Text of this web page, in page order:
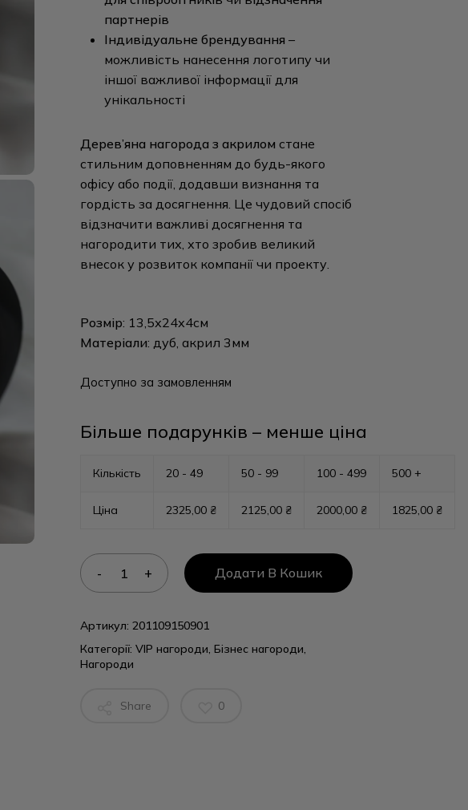
партнерів
Індивідуальне брендування –
можливість нанесення логотипу чи
іншої важливої інформації для
унікальності
Дерев’яна нагорода з акрилом стане
стильним доповненням до будь-якого
офісу або події, додавши визнання та
гордість за досягнення. Це чудовий спосіб
відзначити важливі досягнення та
нагородити тих, хто зробив великий
внесок у розвиток компанії чи проекту.
Розмір: 13,5х24х4см
Матеріали: дуб, акрил 3мм
Доступно за замовленням
Більше подарунків – менше ціна
Кількість 20 - 49 50 - 99 100 - 499 500 +
Ціна 2325,00 ₴ 2125,00 ₴ 2000,00 ₴ 1825,00 ₴
Додати В Кошик
Артикул: 201109150901
Категорії: VIP нагороди, Бізнес нагороди,
Нагороди
Share 0